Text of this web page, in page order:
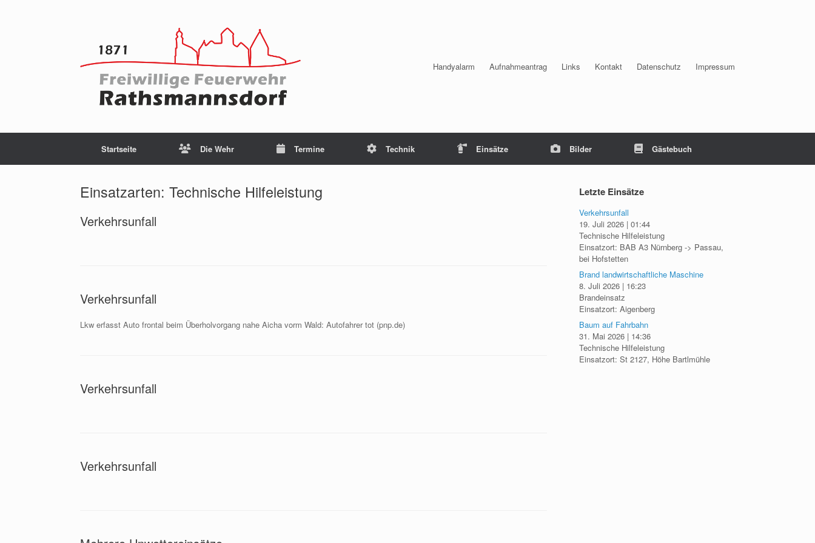
Handyalarm Aufnahmeantrag Links Kontakt Datenschutz Impressum
Startseite Die Wehr Termine Technik Einsätze Bilder Gästebuch
Einsatzarten: Technische Hilfeleistung
Verkehrsunfall
Verkehrsunfall
Lkw erfasst Auto frontal beim Überholvorgang nahe Aicha vorm Wald: Autofahrer tot (pnp.de)
Verkehrsunfall
Verkehrsunfall
Letzte Einsätze
Verkehrsunfall
19. Juli 2026 |01:44
Technische Hilfeleistung
Einsatzort: BAB A3 Nürnberg -> Passau,
bei Hofstetten
Brand landwirtschaftliche Maschine
8. Juli 2026 | 16:23
Brandeinsatz
Einsatzort: Aigenberg
Baum auf Fahrbahn
31. Mai 2026 | 14:36
Technische Hilfeleistung
Einsatzort: St 2127, Höhe Bartlmühle